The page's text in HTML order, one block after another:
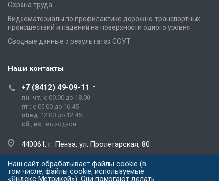
Охрана труда
Видеоматериалы по профилактике дорожно-транспортных
происшествий и падений на поверхности одного уровня
Сводные данные о результатах СОУТ
Наши контакты
+7 (8412) 49-09-11
пн .-чт .: с 09.00 до 18.00
пт .: с 09.00 до 16.45
обед: 12.00 до 12.45
сб
вс .: выходной.
440061, г. Пенза, ул. Пролетарская, 80
prg@prg.sura.ru
Наш сайт обрабатывает файлы cookie (в
том числе, файлы cookie, используемые
«Яндекс Метрикой»). Они помогают делать